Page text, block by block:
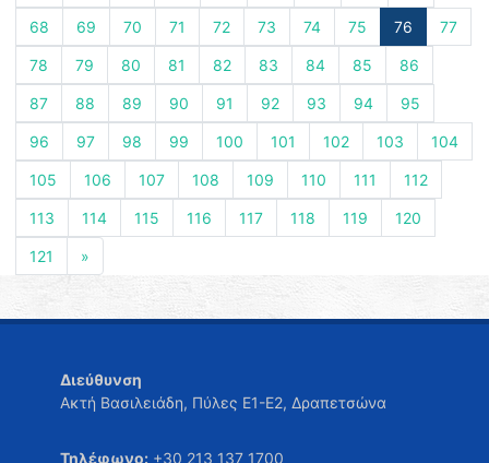
68 69 70 71 72 73 74 75 76 77
78 79 80 81 82 83 84 85 86
87 88 89 90 91 92 93 94 95
96 97 98 99 100 101 102 103 104
105 106 107 108 109 110 111 112
113 114 115 116 117 118 119 120
121 »
Διεύθυνση
Ακτή Βασιλειάδη, Πύλες Ε1-Ε2, Δραπετσώνα
Τηλέφωνο: +30 213 137 1700